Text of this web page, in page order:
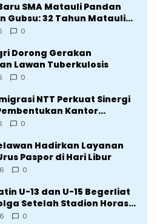
SMA Matauli Pandan
Gubsu: 32 Tahun Matauli
0
Dorong Gerakan
Lawan Tuberkulosis
0
NTT Perkuat Sinergi
Kantor
Timur
0
Hadirkan Layanan
Paspor di Hari Libur
0
U-13 dan U-15 Begerliat
Setelah Stadion Horas
Wali Kota
0